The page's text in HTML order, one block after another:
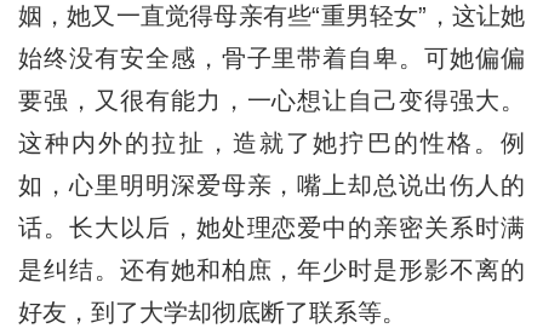
姻，她又一直觉得母亲有些“重男轻女”，这让她
始终没有安全感，骨子里带着自卑。可她偏偏
要强，又很有能力，一心想让自己变得强大。
这种内外的拉扯，造就了她拧巴的性格。例
如，心里明明深爱母亲，嘴上却总说出伤人的
话。长大以后，她处理恋爱中的亲密关系时满
是纠结。还有她和柏庶，年少时是形影不离的
好友，到了大学却彻底断了联系等。